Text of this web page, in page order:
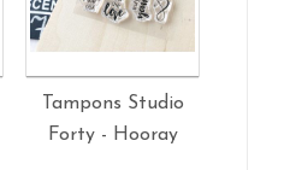
Tampons Studio
Forty - Hooray